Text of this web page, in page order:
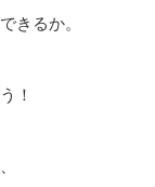
きるか。
！